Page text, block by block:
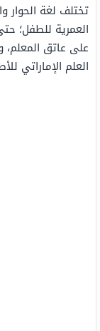
تختلف لغة الحوار
العمرية للطفل؛
على عاتق
العلم الإماراتي